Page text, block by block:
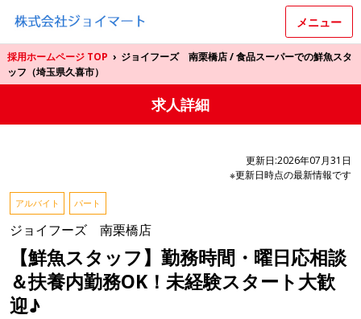
メニュー
採用ホームページ TOP › ジョイフーズ 南栗橋店 / 食品スーパーでの鮮魚スタ
ッフ（埼玉県久喜市）
求人詳細
更新日:2026年07月31日
※更新日時点の最新情報です
アルバイト パート
ジョイフーズ 南栗橋店
【鮮魚スタッフ】勤務時間・曜日応相談
＆扶養内勤務OK！未経験スタート大歓
迎♪